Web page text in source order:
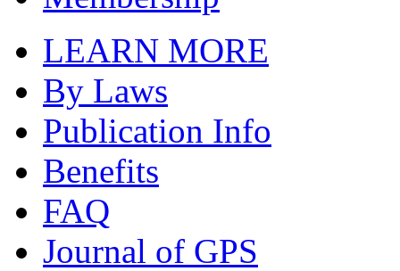
LEARN MORE
By Laws
Publication Info
Benefits
FAQ
Journal of GPS